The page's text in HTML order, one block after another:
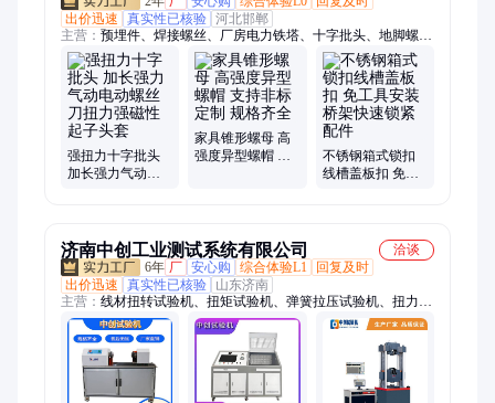
出价迅速
真实性已核验 河北邯郸
主营： 预埋件、焊接螺丝、厂房电力铁塔、十字批头、地脚螺
栓、不锈钢薄螺母、镀铜焊接螺母、防松螺母、高强度螺母、家
具锥形螺母、卡式螺母、盲孔压铆螺母螺柱、内外牙螺母、热镀
锌螺母、台阶螺母、四爪螺母、外六角钻尾螺丝、304不锈钢喉
箍、羊眼螺栓、T型螺丝、不锈钢方形卡箍、T型螺母、法兰带垫
螺母、马车螺丝、外六角内膨胀螺丝、不锈钢弹垫垫圈
强扭力十字批头
加长强力气动电
家具锥形螺母 高
强度异型螺帽 支
不锈钢箱式锁扣
线槽盖板扣 免工
济南中创工业测试系统有限公司
洽谈
6年 厂 安心购 综合体验L1
回复及时
出价迅速
真实性已核验
山东济南
主营： 线材扭转试验机、扭矩试验机、弹簧拉压试验机、扭力扳
手扭转试验机、电子万能试验机、疲劳试验机、弯曲试验机、压
力试验机、拉力试验机、冲击试验机